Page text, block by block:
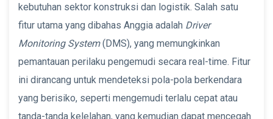
kebutuhan sektor konstruksi dan logistik. Salah satu
fitur utama yang dibahas Anggia adalah Driver
Monitoring System(DMS), yang memungkinkan
pemantauan perilaku pengemudi secara real-time. Fitur
ini dirancang untuk mendeteksi pola-pola berkendara
yang berisiko, seperti mengemudi terlalu cepat atau
tanda-tanda kelelahan, yang kemudian dapat mencegah